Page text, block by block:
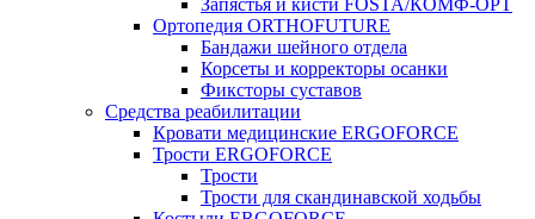
Запястья и кисти FOSTA/КОМФ-ОРТ
Ортопедия ORTHOFUTURE
Бандажи шейного отдела
Корсеты и корректоры осанки
Фиксторы суставов
Средства реабилитации
Кровати медицинские ERGOFORCE
Трости ERGOFORCE
Трости
Трости для скандинавской ходьбы